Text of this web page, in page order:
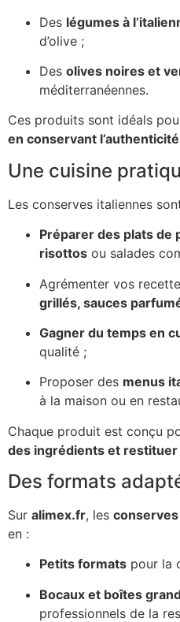
Des légumes à
d’olive ;
Des olives noires et
méditerranéennes.
Ces produits sont idéals
en conservant
Une cuisine
Les conserves italiennes
Préparer des plats de
risottos ou salades
Agrémenter vos
grillés, sauces
Gagner du temps en
qualité ;
Proposer des menus
à la maison ou en
Chaque produit est conçu
des ingrédients et restituer
Des formats
Sur alimex.fr, les
en :
Petits formats pour la
Bocaux et boîtes
professionnels de la